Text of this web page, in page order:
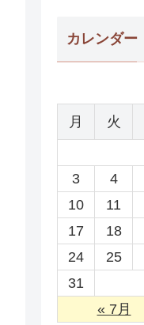
カレンダー
月
火
« 7月
3
4
10
11
17
18
24
25
31